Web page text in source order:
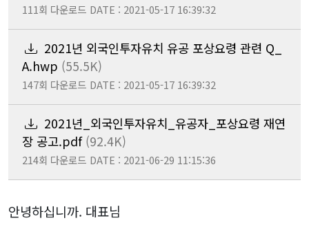
111회 다운로드 DATE : 2021-05-17 16:39:32
2021년 외국인투자유치 유공 포상요령 관련 Q_
A.hwp (55.5K)
147회 다운로드 DATE : 2021-05-17 16:39:32
2021년_외국인투자유치_유공자_포상요령 재연
장 공고.pdf (92.4K)
214회 다운로드 DATE : 2021-06-29 11:15:36
안녕하십니까. 대표님